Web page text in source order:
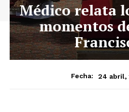
Médico relata
momentos
Fecha: 24 abril,